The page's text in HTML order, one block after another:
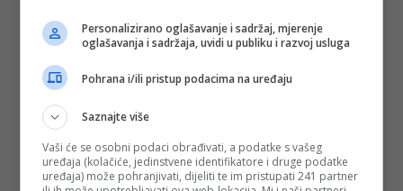
Personalizirano oglašavanje i sadržaj, mjerenje
oglašavanja i sadržaja, uvidi u publiku i razvoj usluga
Pohrana i/ili pristup podacima na uređaju
Saznajte više
Vaši će se osobni podaci obrađivati, a podatke s vašeg
uređaja (kolačiće, jedinstvene identifikatore i druge podatke
uređaja) može pohranjivati, dijeliti te im pristupati 241 partner